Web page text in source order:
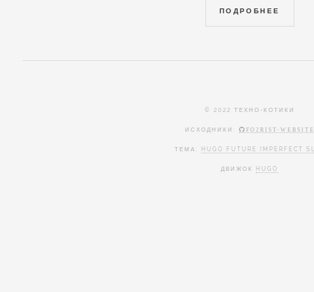
ПОДРОБНЕЕ
© 2022 ТЕХНО-КОТИКИ
ИСХОДНИКИ: FO2RIST-WEBSITE
ТЕМА: HUGO FUTURE IMPERFECT
ДВИЖОК HUGO